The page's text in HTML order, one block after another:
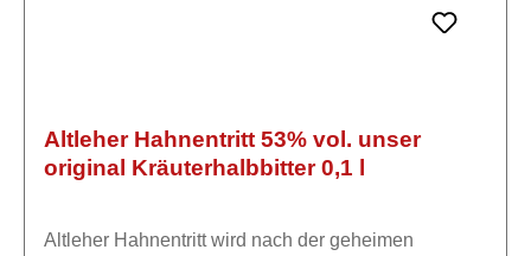
Altleher Hahnentritt 53% vol. unser
original Kräuterhalbbitter 0,1 l
Altleher Hahnentritt wird nach der geheimen